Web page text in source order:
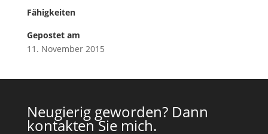
Fähigkeiten
Gepostet am
11. November 2015
Neugierig geworden? Dann
kontakten Sie mich.